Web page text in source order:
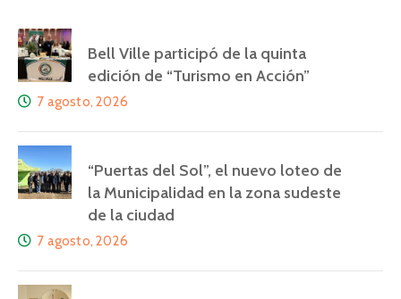
Bell Ville participó de la quinta
edición de “Turismo en Acción”
7 agosto, 2026
“Puertas del Sol”, el nuevo loteo de
la Municipalidad en la zona sudeste
de la ciudad
7 agosto, 2026